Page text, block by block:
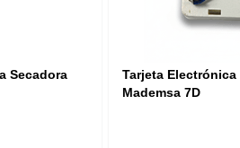
Secadora
Tarjeta
Mademsa 7D